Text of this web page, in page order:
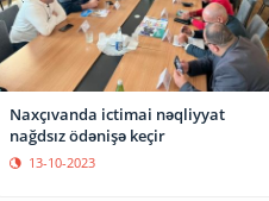
Naxçıvanda ictimai nəqliyyat
nağdsız ödənişə keçir
13-10-2023